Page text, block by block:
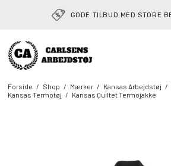
GODE TILBUD MED STORE
RETURVAREGUIDE: NEMT AT
Forside / Shop / Mærker / Kansas Arbejdstøj /
Kansas Termotøj / Kansas Quiltet Termojakke